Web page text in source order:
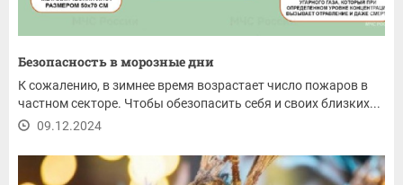
Безопасность в морозные дни
К сожалению, в зимнее время возрастает число пожаров в
частном секторе. Чтобы обезопасить себя и своих близких...
09.12.2024